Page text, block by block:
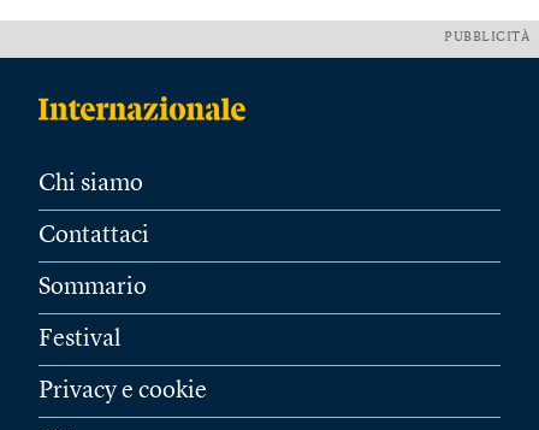
PUBBLICITÀ
Chi siamo
Contattaci
Sommario
Festival
Privacy e cookie